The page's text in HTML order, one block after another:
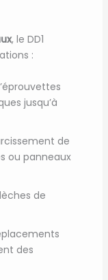
, le DD1
:
jusqu’à
de
ou panneaux
de
des